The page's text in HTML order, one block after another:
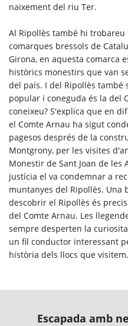
naixement del riu Ter.
Al Ripollès també hi
comarques bressols de
Girona, en aquesta comarca
històrics monestirs que van
del país. I del Ripollès també
popular i coneguda és la del
coneixeu? S'explica que en
el Comte Arnau ha sigut
pagesos després de la
Montgrony, per les visites
Monestir de Sant Joan de les
justícia el va condemnar a
muntanyes del Ripollès. Una
descobrir el Ripollès és
del Comte Arnau. Les
sempre desperten la
un fil conductor interessant
història dels llocs que visitem.
Escapada amb